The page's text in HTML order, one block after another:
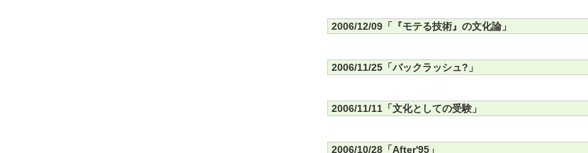
2006/12/09「『モテる技術』の文化論」
2006/11/25「バックラッシュ?」
2006/11/11「文化としての受験」
2006/10/28「After'95」